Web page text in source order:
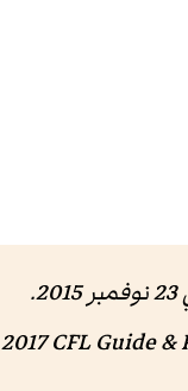
.
2017 CFL Guide &